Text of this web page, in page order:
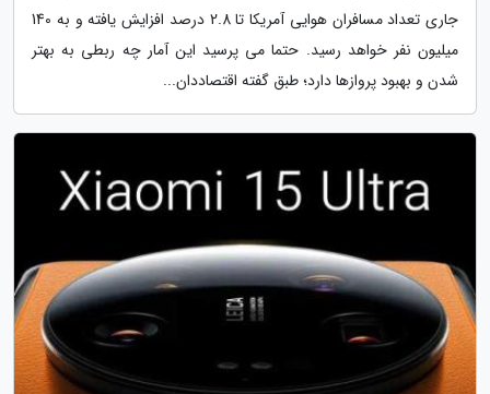
جاری تعداد مسافران هوایی آمریکا تا 2.8 درصد افزایش یافته و به 140
میلیون نفر خواهد رسید. حتما می پرسید این آمار چه ربطی به بهتر
شدن و بهبود پروازها دارد؛ طبق گفته اقتصاددان...